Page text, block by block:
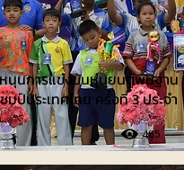
นุนการแข่งขันหุ่นยนต์พื้นฐาน
ป์ประเทศไทย ครั้งที่ 3 ประจำ
485